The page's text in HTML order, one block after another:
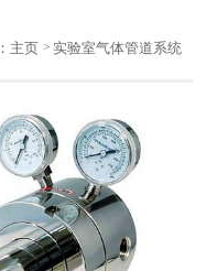
主页 实验室气体管道系统